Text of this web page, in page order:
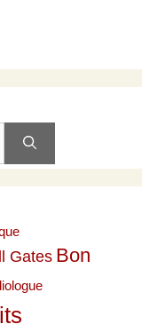
Gates Bon